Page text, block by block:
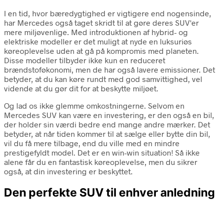
I en tid, hvor bæredygtighed er vigtigere end nogensinde,
har Mercedes også taget skridt til at gøre deres SUV'er
mere miljøvenlige. Med introduktionen af hybrid- og
elektriske modeller er det muligt at nyde en luksuriøs
køreoplevelse uden at gå på kompromis med planeten.
Disse modeller tilbyder ikke kun en reduceret
brændstoføkonomi, men de har også lavere emissioner. Det
betyder, at du kan køre rundt med god samvittighed, vel
vidende at du gør dit for at beskytte miljøet.
Og lad os ikke glemme omkostningerne. Selvom en
Mercedes SUV kan være en investering, er den også en bil,
der holder sin værdi bedre end mange andre mærker. Det
betyder, at når tiden kommer til at sælge eller bytte din bil,
vil du få mere tilbage, end du ville med en mindre
prestigefyldt model. Det er en win-win situation! Så ikke
alene får du en fantastisk køreoplevelse, men du sikrer
også, at din investering er beskyttet.
Den perfekte SUV til enhver anledning